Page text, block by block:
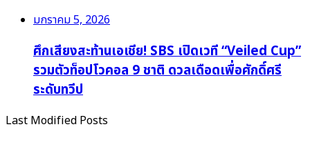
มกราคม 5, 2026
ศึกเสียงสะท้านเอเชีย! SBS เปิดเวที “Veiled Cup”
รวมตัวท็อปโวคอล 9 ชาติ ดวลเดือดเพื่อศักดิ์ศรี
ระดับทวีป
Last Modified Posts